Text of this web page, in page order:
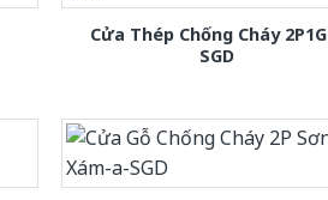
Cửa Thép Chống Cháy
SGD